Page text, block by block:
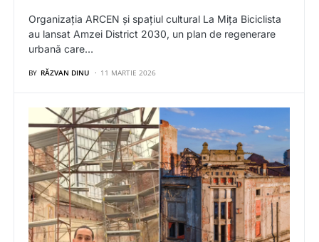
Organizația ARCEN și spațiul cultural La Mița Biciclista
au lansat Amzei District 2030, un plan de regenerare
urbană care…
BY RĂZVAN DINU 11 MARTIE 2026